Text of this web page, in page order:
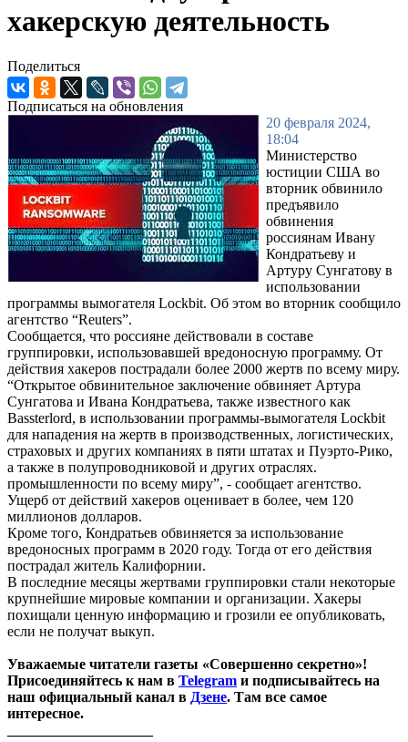
хакерскую деятельность
Поделиться
Подписаться на обновления
20 февраля 2024,
18:04
Министерство
юстиции США во
вторник обвинило
предъявило
обвинения
россиянам Ивану
Кондратьеву и
Артуру Сунгатову в
использовании
программы вымогателя Lockbit. Об этом во вторник сообщило
агентство “Reuters”.
Сообщается, что россияне действовали в составе
группировки, использовавшей вредоносную программу. От
действия хакеров пострадали более 2000 жертв по всему миру.
“Открытое обвинительное заключение обвиняет Артура
Сунгатова и Ивана Кондратьева, также известного как
Bassterlord, в использовании программы-вымогателя Lockbit
для нападения на жертв в производственных, логистических,
страховых и других компаниях в пяти штатах и ​​Пуэрто-Рико,
а также в полупроводниковой и других отраслях.
промышленности по всему миру”, - сообщает агентство.
Ущерб от действий хакеров оценивает в более, чем 120
миллионов долларов.
Кроме того, Кондратьев обвиняется за использование
вредоносных программ в 2020 году. Тогда от его действия
пострадал житель Калифорнии.
В последние месяцы жертвами группировки стали некоторые
крупнейшие мировые компании и организации. Хакеры
похищали ценную информацию и грозили ее опубликовать,
если не получат выкуп.
Уважаемые читатели газеты «Совершенно секретно»!
Присоединяйтесь к нам в Telegram и подписывайтесь на
наш официальный канал в Дзене. Там все самое
интересное.